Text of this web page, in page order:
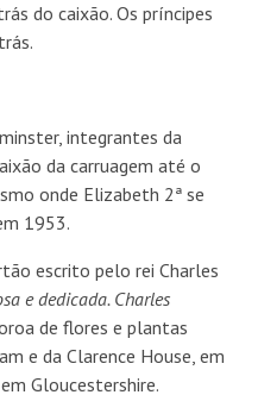
do caixão. Os príncipes
integrantes da
da carruagem até o
onde Elizabeth 2ª se
1953.
escrito pelo rei Charles
e dedicada. Charles
de flores e plantas
e da Clarence House, em
Gloucestershire.